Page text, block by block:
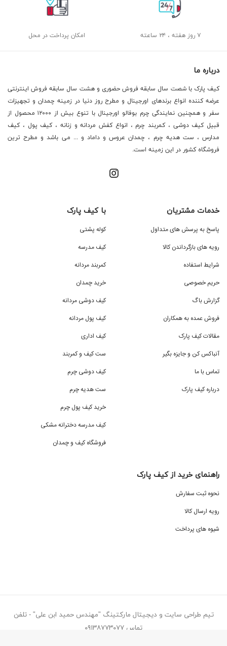
۷ روز هفته ، ۲۴ ساعته امکان پرداخت در محل
درباره ما
کیف پارک با شصت سال سابقه فروش حضوری و هشت سال سابقه فروش اینترنتی
عرضه کننده انواع برندهای اورجینال و مطرح روز دنیا در زمینه چمدان و تجهیزات
سفر و همچنین نمایندگی چرم بوفالو اورجینال با تنوع بیش از ۱۲۰۰۰ محصول از
قبیل کیف دوشی ، کمربند چرم ، انواع کفش مردانه و زنانه ، کیف پول ، کیف
مدارس ، ست هدیه چرم ، چمدان عروس و داماد و ... می باشد و مطرح ترین
فروشگاه کشور در این زمینه است.
خدمات مشتریان
پاسخ به پرسش های متداول
رویه های بازگرداندن کالا
شرایط استفاده
حریم خصوصی
گزارش باگ
فروش عمده به همکاران
مقالات کیف پارک
آنباکس کن و جایزه بگیر
تماس با ما
درباره کیف پارک
با کیف پارک
کوله پشتی
کیف مدرسه
کمربند مردانه
خرید چمدان
کیف دوشی مردانه
کیف پول مردانه
کیف اداری
ست کیف و کمربند
کیف دوشی چرم
ست هدیه چرم
خرید کیف پول چرم
کیف مدرسه دخترانه مشکی
فروشگاه کیف و چمدان
راهنمای خرید از کیف پارک
نحوه ثبت سفارش
رویه ارسال کالا
شیوه های پرداخت
تیم طراحی سایت و دیجیتال مارکتینگ "مهندس حمید ابن علی" - تلفن
تماس ۰۹۱۳۸۷۷۳۰۷۷